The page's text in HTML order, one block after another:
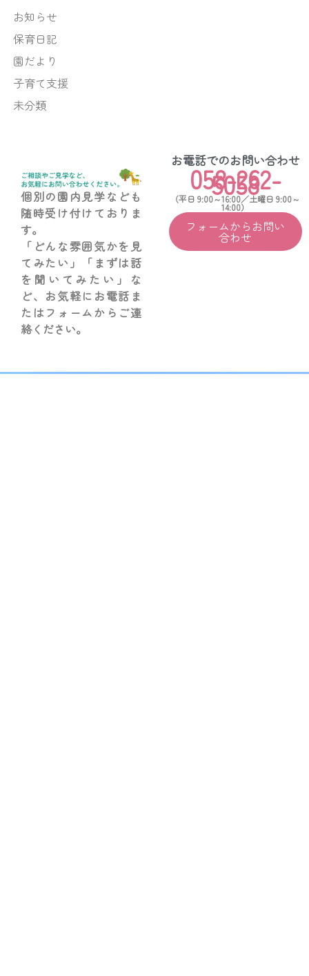
お知らせ
保育日記
園だより
子育て支援
未分類
個別の園内見学なども
随時受け付けておりま
す。
「どんな雰囲気かを見
てみたい」「まずは話
を聞いてみたい」な
ど、お気軽にお電話ま
たはフォームからご連
絡ください。
お電話でのお問い合わせ
058-262-
5058
（平日 9:00～16:00／土曜日 9:00～
14:00）
フォームからお問い
合わせ